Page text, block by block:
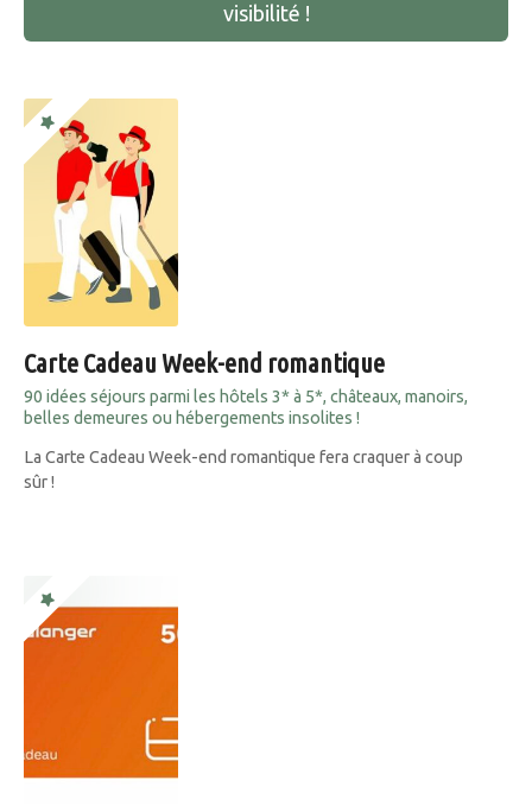
visibilité !
Carte Cadeau Week-end romantique
90 idées séjours parmi les hôtels 3* à 5*, châteaux, manoirs,
belles demeures ou hébergements insolites !
La Carte Cadeau Week-end romantique fera craquer à coup
sûr !